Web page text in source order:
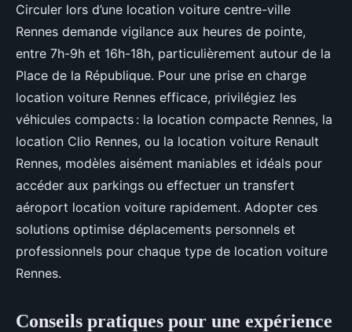
Circuler lors d’une location voiture centre-ville
Rennes demande vigilance aux heures de pointe,
entre 7h-9h et 16h-18h, particulièrement autour de la
Place de la République. Pour une prise en charge
location voiture Rennes efficace, privilégiez les
véhicules compacts : la location compacte Rennes, la
location Clio Rennes, ou la location voiture Renault
Rennes, modèles aisément maniables et idéals pour
accéder aux parkings ou effectuer un transfert
aéroport location voiture rapidement. Adopter ces
solutions optimise déplacements personnels et
professionnels pour chaque type de location voiture
Rennes.
Conseils pratiques pour une expérience